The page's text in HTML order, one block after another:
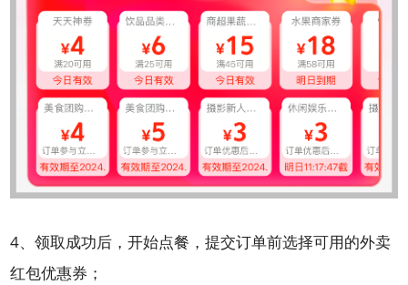
4、领取成功后，开始点餐，提交订单前选择可用的外卖
红包优惠券；